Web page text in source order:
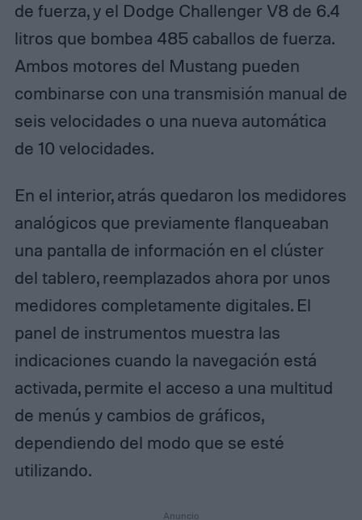
de fuerza, y el Dodge Challenger V8 de 6.4
litros que bombea 485 caballos de fuerza.
Ambos motores del Mustang pueden
combinarse con una transmisión manual de
seis velocidades o una nueva automática
de 10 velocidades.
En el interior, atrás quedaron los medidores
analógicos que previamente flanqueaban
una pantalla de información en el clúster
del tablero, reemplazados ahora por unos
medidores completamente digitales. El
panel de instrumentos muestra las
indicaciones cuando la navegación está
activada, permite el acceso a una multitud
de menús y cambios de gráficos,
dependiendo del modo que se esté
utilizando.